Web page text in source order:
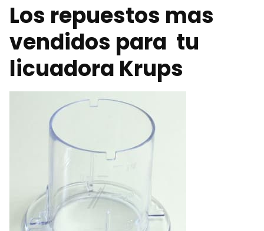
Los repuestos mas
vendidos para tu
licuadora Krups